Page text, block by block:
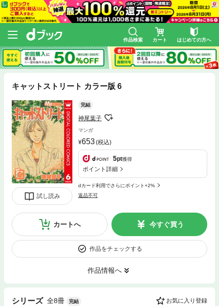
作品検索 カート はじめての方へ
キャットストリート カラー版 6
試し読み
完結
神尾葉子
マンガ
653(税込)
5pt獲得
ポイント詳細
dカード利用でさらにポイント+2%
返品不可
カートへ 今すぐ買う
作品をチェックする
作品情報へ
シリーズ 全8冊 完結 お気に入り登録